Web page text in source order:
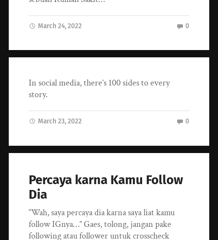
March 24, 2022 0
In social media, there’s 100 sides to every
story.
March 23, 2022 0
Percaya karna Kamu Follow
Dia
“Wah, saya percaya dia karna saya liat kamu
follow IGnya…” Gaes, tolong, jangan pake
following atau follower untuk crosscheck